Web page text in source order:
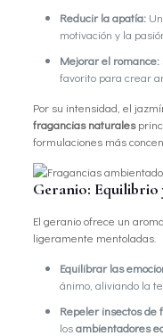
Reducir la apatía:Un
motivación y la
Mejorar el romance:
favorito para crear
Por su intensidad, el
fragancias naturales
formulaciones más
Geranio: Equilibrio
El geranio ofrece un
ligeramente mentoladas.
Equilibrar las
ánimo, aliviando la
Repeler insectos de
losambientadores